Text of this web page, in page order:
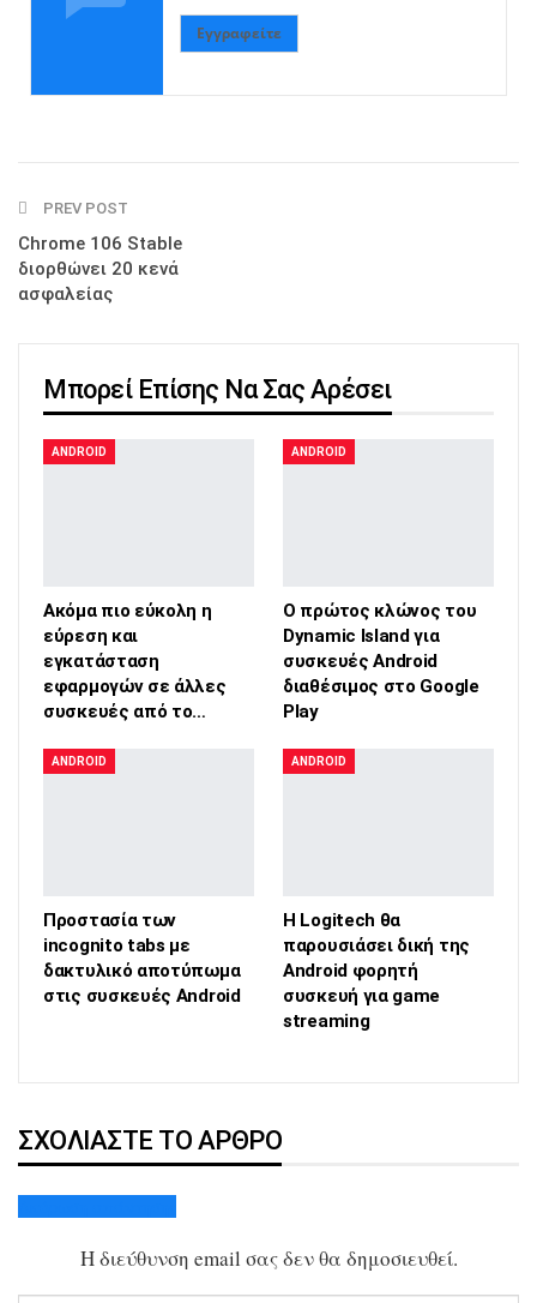
Εγγραφείτε
PREV POST
Chrome 106 Stable
διορθώνει 20 κενά
ασφαλείας
Μπορεί Επίσης Να Σας Αρέσει
ANDROID
Ακόμα πιο εύκολη η
εύρεση και
εγκατάσταση
εφαρμογών σε άλλες
συσκευές από το…
ANDROID
Ο πρώτος κλώνος του
Dynamic Island για
συσκευές Android
διαθέσιμος στο Google
Play
ANDROID
Προστασία των
incognito tabs με
δακτυλικό αποτύπωμα
στις συσκευές Android
ANDROID
Η Logitech θα
παρουσιάσει δική της
Android φορητή
συσκευή για game
streaming
ΣΧΟΛΙΆΣΤΕ ΤΟ ΆΡΘΡΟ
Η διεύθυνση email σας δεν θα δημοσιευθεί.